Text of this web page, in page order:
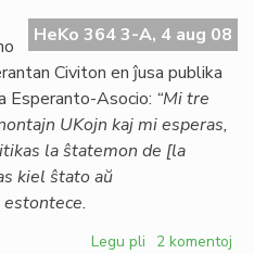
HeKo 364 3-A, 4 aug 08
Civiton en ĵusa publika
Esperanto-Asocio: “Mi tre
UKojn kaj mi esperas,
la ŝtatemon de [la
kiel ŝtato aŭ
Legu pli pri2 komentoj